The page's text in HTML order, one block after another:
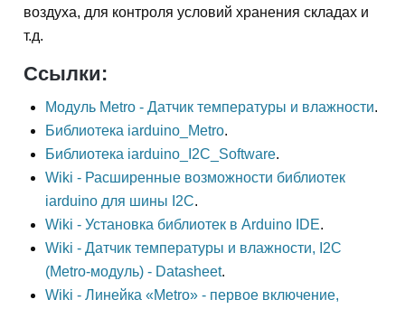
воздуха, для контроля условий хранения складах и
т.д.
Ссылки:
Модуль Metro - Датчик температуры и влажности.
Библиотека iarduino_Metro.
Библиотека iarduino_I2C_Software.
Wiki - Расширенные возможности библиотек
iarduino для шины I2C.
Wiki - Установка библиотек в Arduino IDE.
Wiki - Датчик температуры и влажности, I2C
(Metro-модуль) - Datasheet.
Wiki - Линейка «Metro» - первое включение,